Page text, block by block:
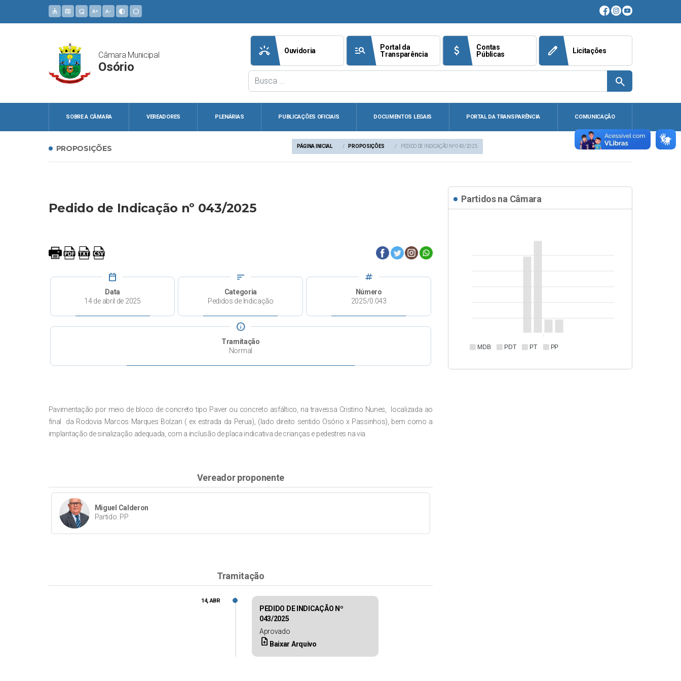
accessible map admin_panel_settings text_increase text_decrease contrast circle
Câmara Municipal
Osório
ring_volume Ouvidoria manage_search
Portal da
Transparência
attach_money
Contas
Públicas
edit Licitações
search
SOBRE A CÂMARA VEREADORES PLENÁRIAS PUBLICAÇÕES OFICIAIS DOCUMENTOS LEGAIS PORTAL DA TRANSPARÊNCIA COMUNICAÇÃO
PROPOSIÇÕES PÁGINA INICIAL PROPOSIÇÕES PEDIDO DE INDICAÇÃO Nº 043/2025
Pedido de Indicação nº 043/2025
calendar_today
Data
14 de abril de 2025
sort
Categoria
Pedidos de Indicação
tag
Número
2025/0.043
info
Tramitação
Normal
Pavimentação por meio de bloco de concreto tipo Paver ou concreto asfáltico, na travessa Cristino Nunes, localizada ao
final da Rodovia Marcos Marques Bolzan ( ex estrada da Perua), (lado direito sentido Osório x Passinhos), bem como a
implantação de sinalização adequada, com a inclusão de placa indicativa de crianças e pedestres na via.
Vereador proponente
Miguel Calderon
Partido: PP
Tramitação
PEDIDO DE INDICAÇÃO Nº
043/2025
Aprovado
upload_file Baixar Arquivo
14, ABR
Partidos na Câmara
MDB PDT PT PP